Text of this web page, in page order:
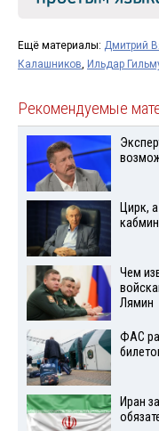
Ещё материалы: Дмитрий
Калашников, Ильдар
Рекомендуемые
Цирк,
Чем
Лямин
ФАС
Иран